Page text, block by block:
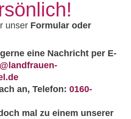
unser Formular oder
eine Nachricht per E-
an, Telefon: 0160-
mal zu einem unserer